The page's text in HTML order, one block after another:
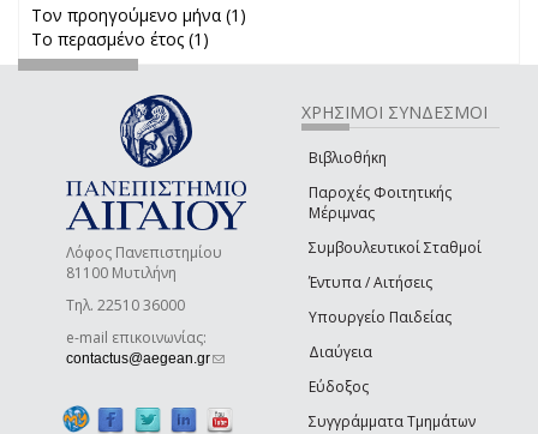
Τον προηγούμενο μήνα (1)
Το περασμένο έτος (1)
Λόφος Πανεπιστημίου
81100 Μυτιλήνη
Τηλ. 22510 36000
e-mail επικοινωνίας:
contactus@aegean.gr(link sends e-mail)
ΧΡΗΣΙΜΟΙ ΣΥΝΔΕΣΜΟΙ
Βιβλιοθήκη
Παροχές Φοιτητικής
Μέριμνας
Συμβουλευτικοί Σταθμοί
Έντυπα / Αιτήσεις
Υπουργείο Παιδείας
Διαύγεια
Εύδοξος
Συγγράμματα Τμημάτων